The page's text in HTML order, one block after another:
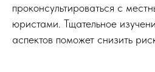
проконсультироваться с
юристами. Тщательное
аспектов поможет снизить